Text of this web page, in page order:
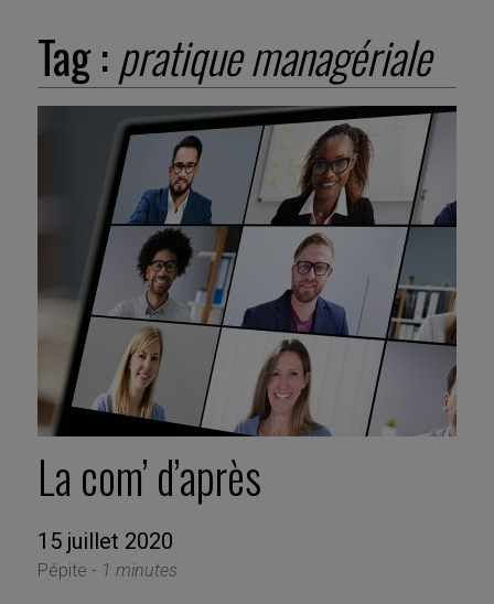
Tag :pratique managériale
La com’ d’après
15 juillet 2020
Pépite - 1 minutes